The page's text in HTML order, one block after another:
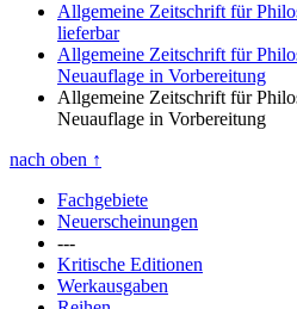
Allgemeine Zeitschrift für
lieferbar
Allgemeine Zeitschrift für
Neuauflage in Vorbereitung
Allgemeine Zeitschrift für
Neuauflage in Vorbereitung
nach oben ↑
Fachgebiete
Neuerscheinungen
---
Kritische Editionen
Werkausgaben